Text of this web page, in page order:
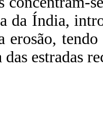
da Índia,
erosão,
estradas